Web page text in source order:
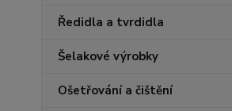
Ředidla a tvrdidla
Šelakové výrobky
Ošetřování a čištění